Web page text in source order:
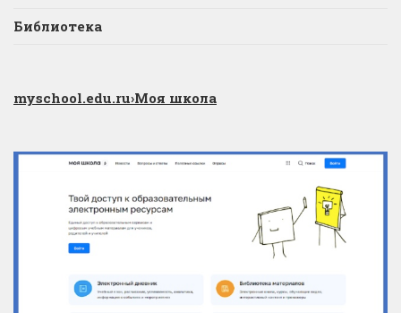
Библиотека
myschool.edu.ru›Моя школа